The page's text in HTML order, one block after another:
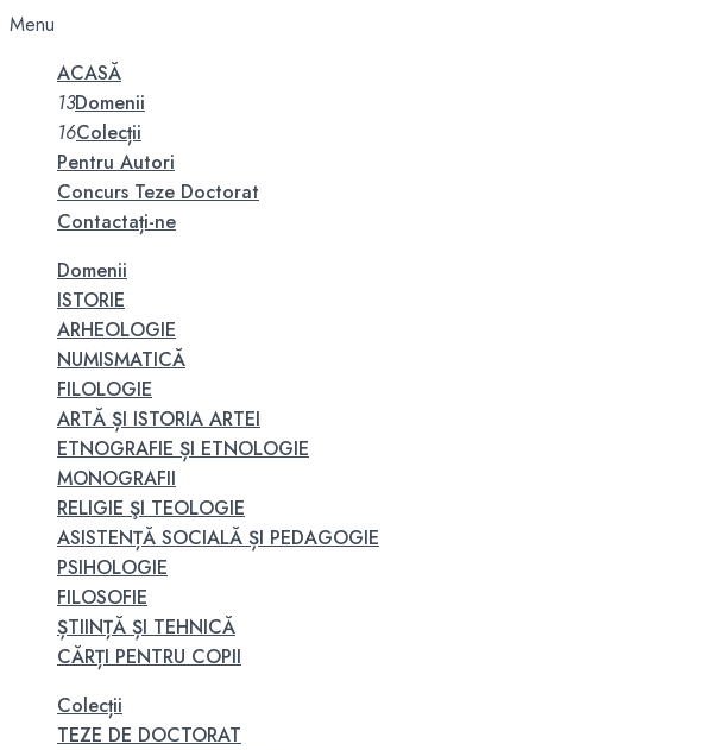
Menu
ACASĂ
13Domenii
16Colecții
Pentru Autori
Concurs Teze Doctorat
Contactați-ne
Domenii
ISTORIE
ARHEOLOGIE
NUMISMATICĂ
FILOLOGIE
ARTĂ ȘI ISTORIA ARTEI
ETNOGRAFIE ȘI ETNOLOGIE
MONOGRAFII
RELIGIE ŞI TEOLOGIE
ASISTENȚĂ SOCIALĂ ȘI PEDAGOGIE
PSIHOLOGIE
FILOSOFIE
ȘTIINȚĂ ȘI TEHNICĂ
CĂRȚI PENTRU COPII
Colecții
TEZE DE DOCTORAT